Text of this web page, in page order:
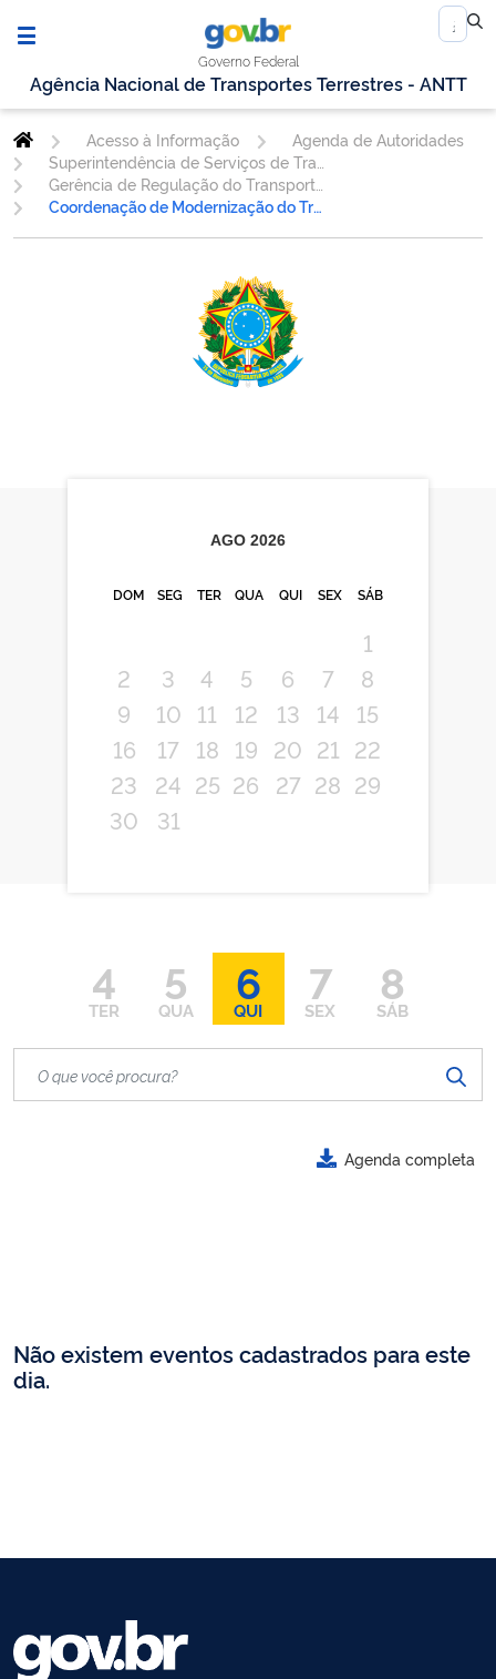
Governo Federal
Agência Nacional de Transportes Terrestres - ANTT
Acesso à Informação
Agenda de Autoridades
Coordenação de Modernização do Transporte Rodoviário e Multimodal de Cargas - COMOT
AGO 2026
DOM SEG TER QUA QUI SEX SÁB
1
2
3 4 5 6 7
8
9
10 11 12 13 14
15
16
17 18 19 20 21
22
23
24 25 26 27 28 29
30
31
4
TER
5
QUA
6
QUI
7
SEX
8
SÁB
Agenda completa
Não existem eventos cadastrados para este
dia.